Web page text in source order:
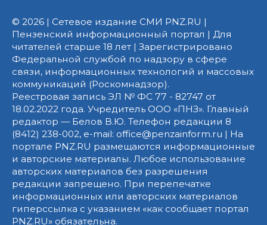
© 2026 | Сетевое издание СМИ PNZ.RU |
Пензенский информационный портал | Для
читателей старше 18 лет | Зарегистрировано
Федеральной службой по надзору в сфере
связи, информационных технологий и массовых
коммуникаций (Роскомнадзор).
Реестровая запись ЭЛ № ФС 77 - 82747 от
18.02.2022 года. Учредитель ООО «ПНЗ». Главный
редактор — Белов В.Ю. Телефон редакции 8
(8412) 238-002, e-mail: office@penzainform.ru | На
портале PNZ.RU размещаются информационные
и авторские материалы. Любое использование
авторских материалов без разрешения
редакции запрещено. При перепечатке
информационных или авторских материалов
гиперссылка с указанием «как сообщает портал
PNZ.RU» обязательна.